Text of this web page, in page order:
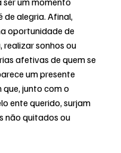
alegria. Afinal,
oportunidade de
sonhos ou
afetivas de quem se
um presente
que, junto com o
ente querido, surjam
não quitados ou